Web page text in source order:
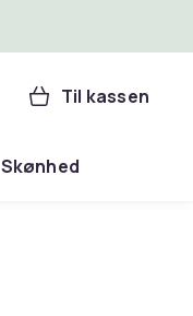
Til kassen
Skønhed